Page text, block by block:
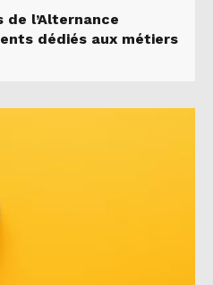
de l’Alternance
dédiés aux métiers